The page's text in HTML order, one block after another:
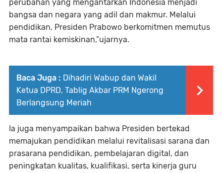
perubahan yang mengantarkan Indonesia menjadi
bangsa dan negara yang adil dan makmur. Melalui
pendidikan, Presiden Prabowo berkomitmen memutus
mata rantai kemiskinan,”ujarnya.
Baca Juga : Dihadiri Wabup dan Wakil
Ketua DPRD, Tablig Akbar PRM Ngerong
Berlangsung Meriah
Ia juga menyampaikan bahwa Presiden bertekad
memajukan pendidikan melalui revitalisasi sarana dan
prasarana pendidikan, pembelajaran digital, dan
peningkatan kualitas, kualifikasi, serta kinerja guru